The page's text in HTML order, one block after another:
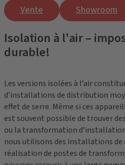
Vente Showroom
Isolation à l'air –
durable!
Les versions isolées à l’air
d’installations de distribution
effet de serre. Même si ces
est souvent possible de trouver
ou la transformation
nous utilisons des installations
réalisation de postes de